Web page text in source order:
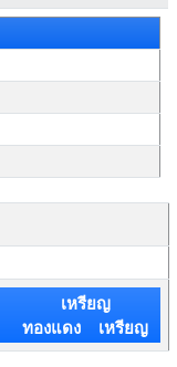
เหรียญ
ทองแดง เหรียญ